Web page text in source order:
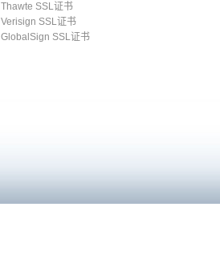
Thawte SSL证书
Verisign SSL证书
GlobalSign SSL证书